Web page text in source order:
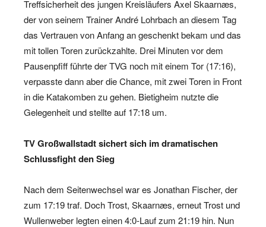
Treffsicherheit des jungen Kreisläufers Axel Skaarnæs,
der von seinem Trainer André Lohrbach an diesem Tag
das Vertrauen von Anfang an geschenkt bekam und das
mit tollen Toren zurückzahlte. Drei Minuten vor dem
Pausenpfiff führte der TVG noch mit einem Tor (17:16),
verpasste dann aber die Chance, mit zwei Toren in Front
in die Katakomben zu gehen. Bietigheim nutzte die
Gelegenheit und stellte auf 17:18 um.
TV Großwallstadt sichert sich im dramatischen
Schlussfight den Sieg
Nach dem Seitenwechsel war es Jonathan Fischer, der
zum 17:19 traf. Doch Trost, Skaarnæs, erneut Trost und
Wullenweber legten einen 4:0-Lauf zum 21:19 hin. Nun